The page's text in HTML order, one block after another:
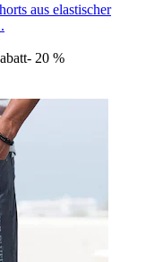
aus elastischer
- 20 %